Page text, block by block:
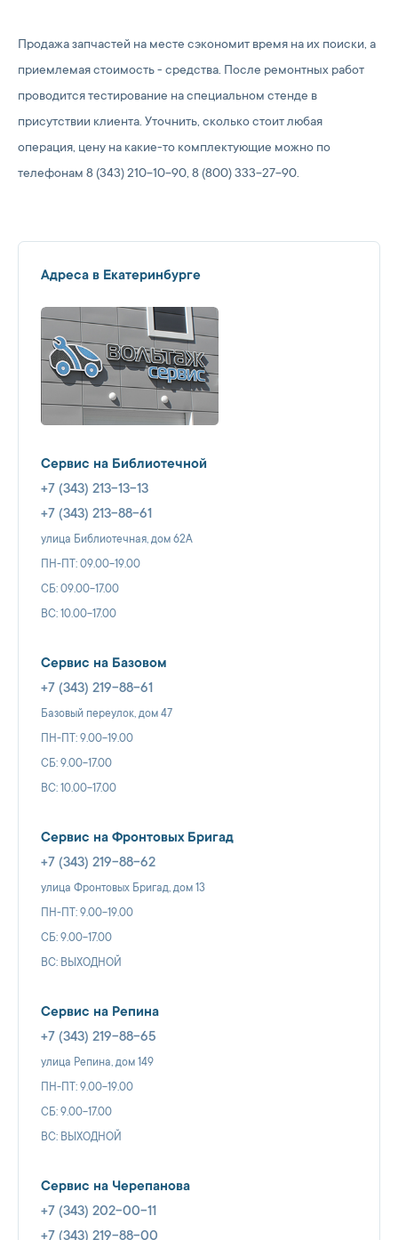
Продажа запчастей на месте сэкономит время на их поиски, а
приемлемая стоимость - средства. После ремонтных работ
проводится тестирование на специальном стенде в
присутствии клиента. Уточнить, сколько стоит любая
операция, цену на какие-то комплектующие можно по
телефонам 8 (343) 210-10-90, 8 (800) 333-27-90.
Адреса в Екатеринбурге
Сервис на Библиотечной
+7 (343) 213-13-13
+7 (343) 213-88-61
улица Библиотечная, дом 62А
ПН-ПТ: 09.00-19.00
СБ: 09.00-17.00
ВС: 10.00-17.00
Сервис на Базовом
+7 (343) 219-88-61
Базовый переулок, дом 47
ПН-ПТ: 9.00-19.00
СБ: 9.00-17.00
ВС: 10.00-17.00
Сервис на Фронтовых Бригад
+7 (343) 219-88-62
улица Фронтовых Бригад, дом 13
ПН-ПТ: 9.00-19.00
СБ: 9.00-17.00
ВС: ВЫХОДНОЙ
Сервис на Репина
+7 (343) 219-88-65
улица Репина, дом 149
ПН-ПТ: 9.00-19.00
СБ: 9.00-17.00
ВС: ВЫХОДНОЙ
Сервис на Черепанова
+7 (343) 202-00-11
+7 (343) 219-88-00